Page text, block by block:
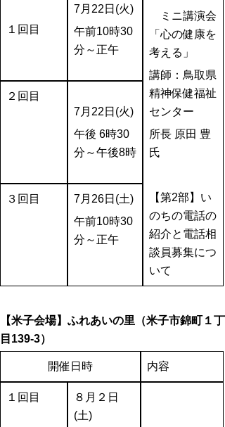
１回目
7月22日(火)
午前10時30
分～正午
ミニ講演会
「心の健康を
考える」
講師：鳥取県
精神保健福祉
センター
所長 原田 豊
氏
【第2部】い
のちの電話の
紹介と電話相
談員募集につ
いて
２回目
7月22日(火)
午後 6時30
分～午後8時
３回目 7月26日(土)
午前10時30
分～正午
【米子会場】ふれあいの里（米子市錦町１丁
目139-3）
開催日時 内容
１回目
８月２日
(土)